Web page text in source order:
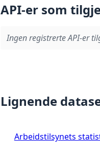
API-er som
Ingen registrerte API-er
Lignende
Arbeidstilsynets